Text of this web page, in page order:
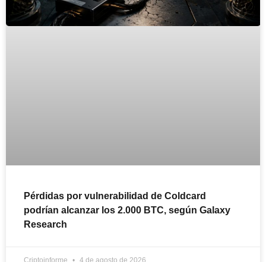
Pérdidas por vulnerabilidad de Coldcard
podrían alcanzar los 2.000 BTC, según Galaxy
Research